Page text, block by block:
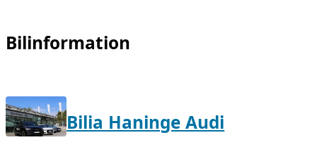
Bilinformation
Bilia Haninge Audi